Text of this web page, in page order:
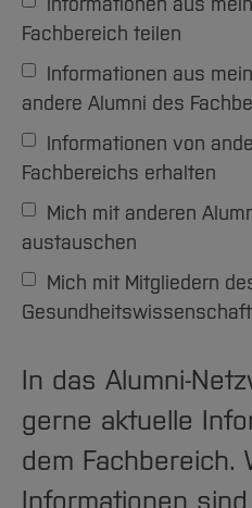
Fachbereich teilen
andere Alumni des
Fachbereichs erhalten
austauschen
In das Alumni-
gerne aktuelle
dem Fachbereich.
Informationen